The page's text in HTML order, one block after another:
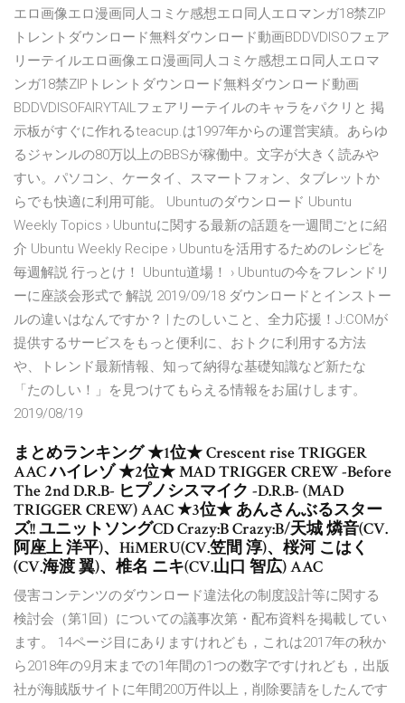
エロ画像エロ漫画同人コミケ感想エロ同人エロマンガ18禁ZIP
トレントダウンロード無料ダウンロード動画BDDVDISOフェア
リーテイルエロ画像エロ漫画同人コミケ感想エロ同人エロマ
ンガ18禁ZIPトレントダウンロード無料ダウンロード動画
BDDVDISOFAIRYTAILフェアリーテイルのキャラをパクリと 掲
示板がすぐに作れるteacup.は1997年からの運営実績。あらゆ
るジャンルの80万以上のBBSが稼働中。文字が大きく読みや
すい。パソコン、ケータイ、スマートフォン、タブレットか
らでも快適に利用可能。 Ubuntuのダウンロード Ubuntu
Weekly Topics › Ubuntuに関する最新の話題を一週間ごとに紹
介 Ubuntu Weekly Recipe › Ubuntuを活用するためのレシピを
毎週解説 行っとけ！ Ubuntu道場！ › Ubuntuの今をフレンドリ
ーに座談会形式で 解説 2019/09/18 ダウンロードとインストー
ルの違いはなんですか？ | たのしいこと、全力応援！J:COMが
提供するサービスをもっと便利に、おトクに利用する方法
や、トレンド最新情報、知って納得な基礎知識など新たな
「たのしい！」を見つけてもらえる情報をお届けします。
2019/08/19
まとめランキング ★1位★ Crescent rise TRIGGER
AAC ハイレゾ ★2位★ MAD TRIGGER CREW -Before
The 2nd D.R.B- ヒプノシスマイク -D.R.B- (MAD
TRIGGER CREW) AAC ★3位★ あんさんぶるスター
ズ!! ユニットソングCD Crazy:B Crazy:B/天城 燐音(CV.
阿座上 洋平)、HiMERU(CV.笠間 淳)、桜河 こはく
(CV.海渡 翼)、椎名 ニキ(CV.山口 智広) AAC
侵害コンテンツのダウンロード違法化の制度設計等に関する
検討会（第1回）についての議事次第・配布資料を掲載してい
ます。 14ページ目にありますけれども，これは2017年の秋か
ら2018年の9月末までの1年間の1つの数字ですけれども，出版
社が海賊版サイトに年間200万件以上，削除要請をしたんです